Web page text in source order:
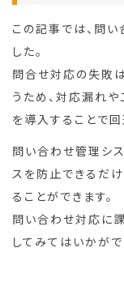
この記事では、問
した。
問合せ対応の失敗
うため、対応漏れ
を導入することで回
問い合わせ管理シ
スを防止できるだ
ることができます。
問い合わせ対応に
してみてはいかがで